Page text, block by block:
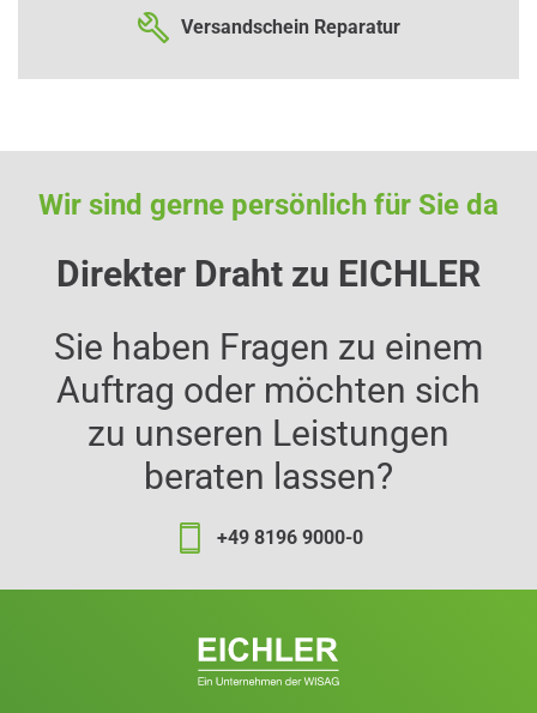
Versandschein Reparatur
Wir sind gerne persönlich für Sie da
Direkter Draht zu EICHLER
Sie haben Fragen zu einem
Auftrag oder möchten sich
zu unseren Leistungen
beraten lassen?
+49 8196 9000-0